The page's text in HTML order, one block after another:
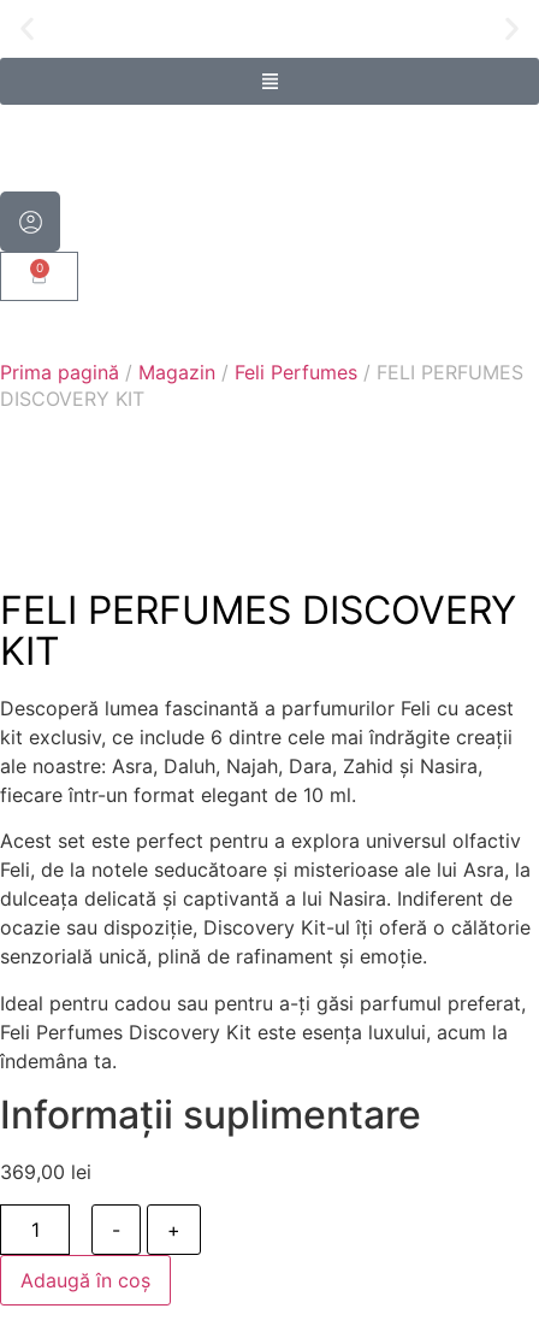
Livrare gratuită pentru comenzi de
0
Prima pagină / Magazin / Feli Perfumes / FELI PERFUMES
DISCOVERY KIT
FELI PERFUMES DISCOVERY
KIT
Descoperă lumea fascinantă a parfumurilor Feli cu acest
kit exclusiv, ce include 6 dintre cele mai îndrăgite creații
ale noastre: Asra, Daluh, Najah, Dara, Zahid și Nasira,
fiecare într-un format elegant de 10 ml.
Acest set este perfect pentru a explora universul olfactiv
Feli, de la notele seducătoare și misterioase ale lui Asra, la
dulceața delicată și captivantă a lui Nasira. Indiferent de
ocazie sau dispoziție, Discovery Kit-ul îți oferă o călătorie
senzorială unică, plină de rafinament și emoție.
Ideal pentru cadou sau pentru a-ți găsi parfumul preferat,
Feli Perfumes Discovery Kit este esența luxului, acum la
îndemâna ta.
Informații suplimentare
369,00 lei
- +
Adaugă în coș